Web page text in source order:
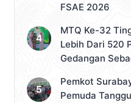
FSAE 2026
MTQ Ke-32
Lebih Dari 520
Gedangan
Pemkot
Pemuda